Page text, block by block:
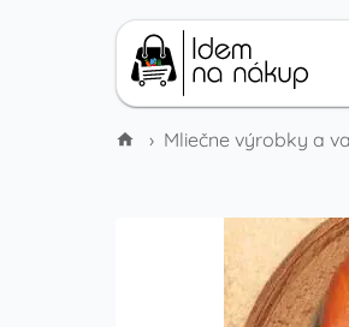
› Mliečne výrobky a